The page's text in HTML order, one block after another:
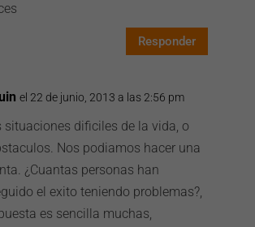
Responder
el 22 de junio, 2013 a las 2:56 pm
situaciones dificiles de la vida, o
Nos podiamos hacer una
¿Cuantas personas han
el exito teniendo problemas?,
es sencilla muchas,